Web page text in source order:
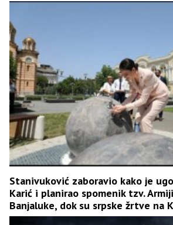
Stanivuković zaboravio kako je
Karić i planirao spomenik tzv.
Banjaluke, dok su srpske žrtve na Kazanima
ponižavane